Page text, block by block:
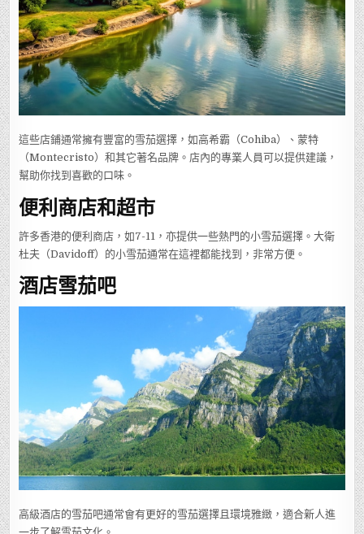
這些店鋪通常擁有豐富的雪茄選擇，如高希霸（Cohiba）、蒙特
（Montecristo）和其它著名品牌。店內的專業人員可以提供建議，
幫助你找到喜歡的口味。
便利商店和超市
許多香港的便利商店，如7-11，亦提供一些熱門的小雪茄選擇。大衛
杜夫（Davidoff）的小雪茄通常在這裡都能找到，非常方便。
酒店雪茄吧
高級酒店的雪茄吧通常會有更好的雪茄選擇且環境雅緻，適合新人進